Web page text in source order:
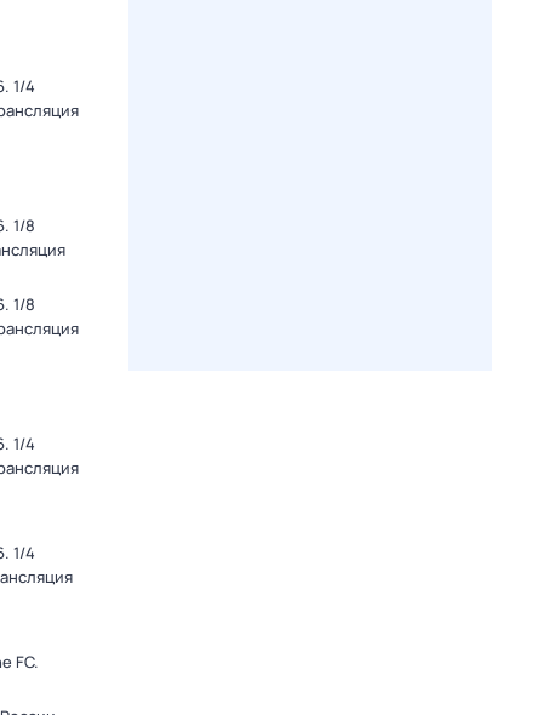
1/4
1/8
1/8
1/4
1/4
FC.